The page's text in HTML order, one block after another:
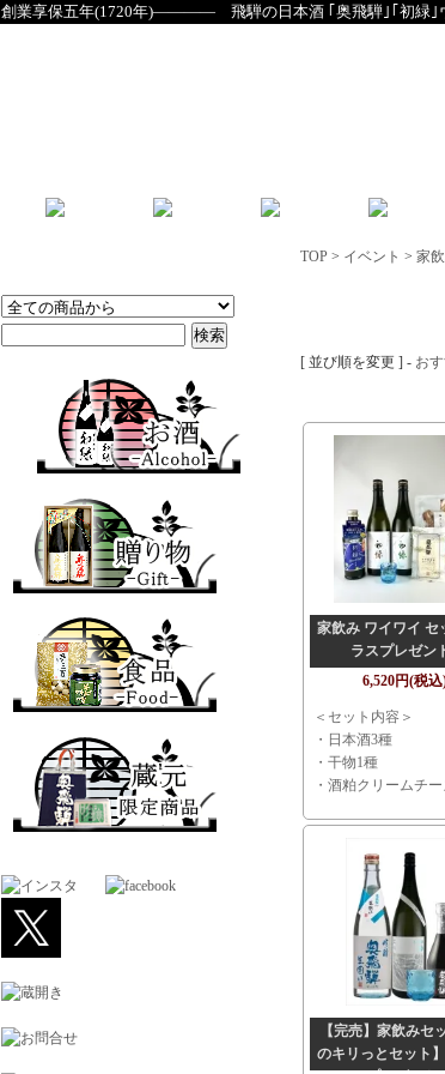
創業享保五年(1720年)―――― 飛騨の日本酒 ｢奥飛騨｣｢初緑｣
TOP > イベント > 家
[ 並び順を変更 ] - お
家飲み ワイワイ セ
ラスプレゼン
6,520円(税
＜セット内容＞
・日本酒3種
・干物1種
・酒粕クリームチ
【完売】家飲みセ
のキリっとセット